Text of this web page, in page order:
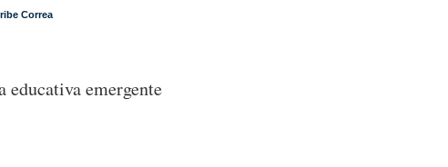
Correa
emergente